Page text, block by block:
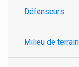
Défenseurs
Milieu de terrain